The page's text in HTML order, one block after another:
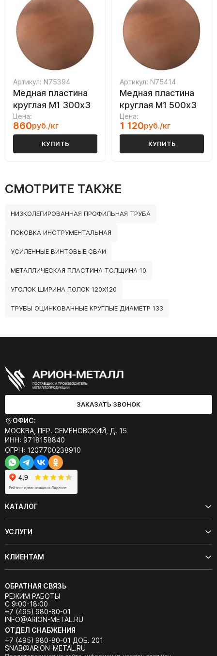
Артикул: N75394
Медная пластина
круглая М1 300х3
Цена:
860руб./кг
КУПИТЬ
Артикул: N75414
Медная пластина
круглая М1 500х3
Цена:
1 120руб./кг
КУПИТЬ
СМОТРИТЕ ТАКЖЕ
НИЗКОЛЕГИРОВАННАЯ ПРОФИЛЬНАЯ ТРУБА
ПОКОВКА ИНСТРУМЕНТАЛЬНАЯ
УСИЛЕННЫЕ ВИНТОВЫЕ СВАИ
МЕТАЛЛИЧЕСКАЯ ПЛАСТИНА ТОЛЩИНА 10
УГОЛОК ШИРИНА ПОЛОК 120Х120
ТРУБЫ ОЦИНКОВАННЫЕ КРУГЛЫЕ ДИАМЕТР 133
ЗАКАЗАТЬ ЗВОНОК
ОФИС:
МОСКВА, ПЕР. СЕМЁНОВСКИЙ, Д. 15
ИНН: 9718158840
ОГРН: 1207700238910
КАТАЛОГ
УСЛУГИ
КЛИЕНТАМ
ОБРАТНАЯ СВЯЗЬ
РЕЖИМ РАБОТЫ
С 9:00-18:00
+7 (495) 980-80-01
INFO@ARION-METAL.RU
ОТДЕЛ СНАБЖЕНИЯ
+7 (495) 980-80-01 ДОБ. 201
SNAB@ARION-METAL.RU